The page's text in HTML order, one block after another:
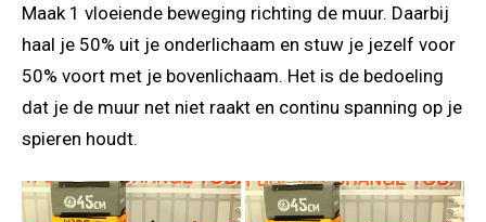
Maak 1 vloeiende beweging richting de muur. Daarbij
haal je 50% uit je onderlichaam en stuw je jezelf voor
50% voort met je bovenlichaam. Het is de bedoeling
dat je de muur net niet raakt en continu spanning op je
spieren houdt.